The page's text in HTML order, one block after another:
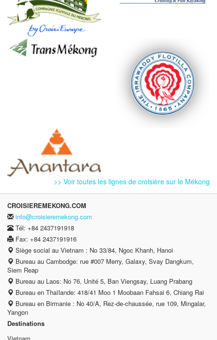
>> Voir toutes les lignes de croisière sur le Mékong
CROISIEREMEKONG.COM
info@croisieremekong.com
Tél: +84 2437191918
Fax: +84 2437191916
Siège social au Vietnam : No 33/84, Ngoc Khanh, Hanoi
Bureau au Cambodge: rue #007 Merry, Galaxy, Svay Dangkum,
Siem Reap
Bureau au Laos: No 76, Unité 5, Ban Viengsay, Luang Prabang
Bureau en Thaïlande: 418/41 Moo 1 Moobaan Fahsai 6, Chiang Rai
Bureau en Birmanie : No 40/A, Rez-de-chaussée, rue 109, Mingalar,
Yangon
Destinations